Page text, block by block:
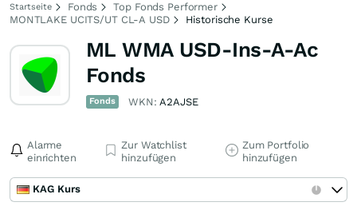
Startseite Fonds
Top Fonds Performer
MONTLAKE UCITS/UT CL-A USD
Historische Kurse
ML WMA USD-Ins-A-Ac
Fonds
Fonds WKN:A2AJSE
Alarme
einrichten
Zur Watchlist
hinzufügen
Zum Portfolio
hinzufügen
KAG Kurs